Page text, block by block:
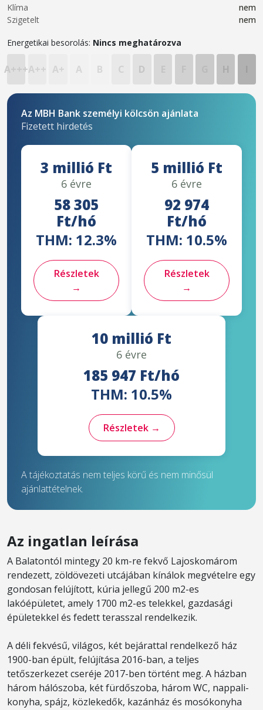
Klíma
nem
Szigetelt
nem
Energetikai besorolás: Nincs meghatározva
A+++A++ A+ A B C D
Az MBH Bank személyi kölcsön ajánlata
Fizetett hirdetés
3 millió Ft
6 évre
58 305
Ft/hó
THM: 12.3%
Részletek
→
5 millió Ft
6 évre
92 974
Ft/hó
THM: 10.5%
Részletek
→
10 millió Ft
6 évre
185 947 Ft/hó
THM: 10.5%
Részletek →
A tájékoztatás nem teljes körű és nem minősül
ajánlattételnek.
Az ingatlan leírása
A Balatontól mintegy 20 km-re fekvő Lajoskomárom
rendezett, zöldövezeti utcájában kínálok megvételre egy
gondosan felújított, kúria jellegű 200 m2-es
lakóépületet, amely 1700 m2-es telekkel, gazdasági
épületekkel és fedett terasszal rendelkezik.
A déli fekvésű, világos, két bejárattal rendelkező ház
1900-ban épült, felújítása 2016-ban, a teljes
tetőszerkezet cseréje 2017-ben történt meg. A házban
három hálószoba, két fürdőszoba, három WC, nappali-
konyha, spájz, közlekedők, kazánház és mosókonyha